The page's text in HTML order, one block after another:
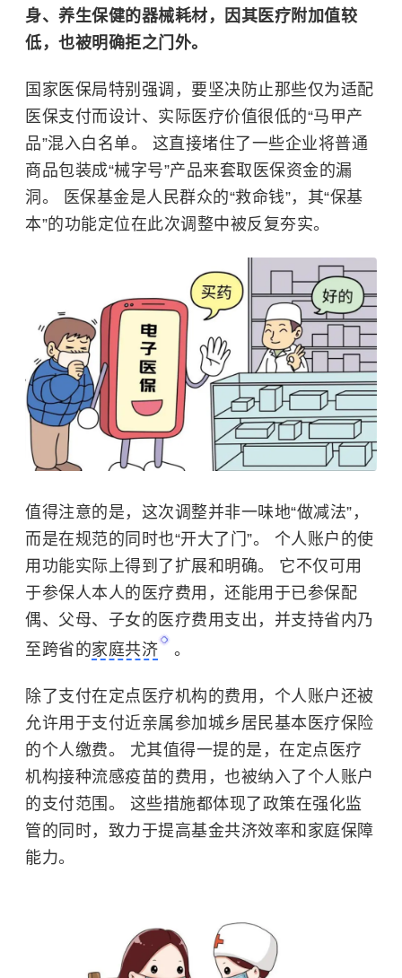
身、养生保健的器械耗材，因其医疗附加值较
低，也被明确拒之门外。
国家医保局特别强调，要坚决防止那些仅为适配
医保支付而设计、实际医疗价值很低的“马甲产
品”混入白名单。 这直接堵住了一些企业将普通
商品包装成“械字号”产品来套取医保资金的漏
洞。 医保基金是人民群众的“救命钱”，其“保基
本”的功能定位在此次调整中被反复夯实。
值得注意的是，这次调整并非一味地“做减法”，
而是在规范的同时也“开大了门”。 个人账户的使
用功能实际上得到了扩展和明确。 它不仅可用
于参保人本人的医疗费用，还能用于已参保配
偶、父母、子女的医疗费用支出，并支持省内乃
至跨省的家庭共济 。
除了支付在定点医疗机构的费用，个人账户还被
允许用于支付近亲属参加城乡居民基本医疗保险
的个人缴费。 尤其值得一提的是，在定点医疗
机构接种流感疫苗的费用，也被纳入了个人账户
的支付范围。 这些措施都体现了政策在强化监
管的同时，致力于提高基金共济效率和家庭保障
能力。